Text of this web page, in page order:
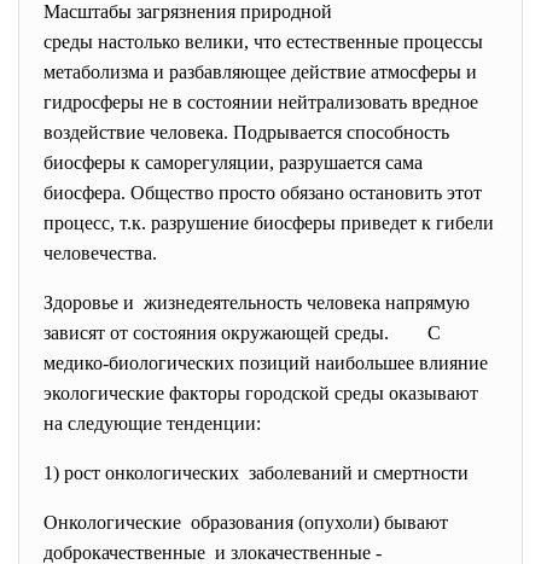
Масштабы загрязнения природной
среды настолько велики, что естественные процессы
метаболизма и разбавляющее действие атмосферы и
гидросферы не в состоянии нейтрализовать вредное
воздействие человека. Подрывается способность
биосферы к саморегуляции, разрушается сама
биосфера. Общество просто обязано остановить этот
процесс, т.к. разрушение биосферы приведет к гибели
человечества.
Здоровье и жизнедеятельность человека напрямую
зависят от состояния окружающей среды. С
медико-биологических позиций наибольшее влияние
экологические факторы городской среды оказывают
на следующие тенденции:
1) рост онкологических заболеваний и смертности
Онкологические образования (опухоли) бывают
доброкачественные и злокачественные -